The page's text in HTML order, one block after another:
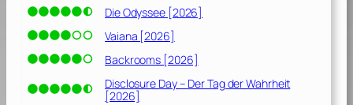
Die Odyssee [2026]
Vaiana [2026]
Backrooms [2026]
Disclosure Day – Der Tag der Wahrheit
[2026]